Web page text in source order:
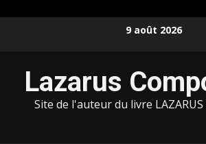
9 août 2026
Lazarus
Site de l'auteur du livre LAZARUS